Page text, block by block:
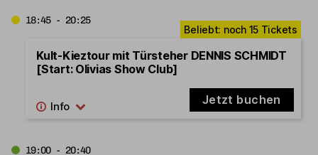
18:45 - 20:25
Kult-Kieztour mit Türsteher DENNIS SCHMIDT
[Start: Olivias Show Club]
Jetzt buchen
19:00 - 20:40